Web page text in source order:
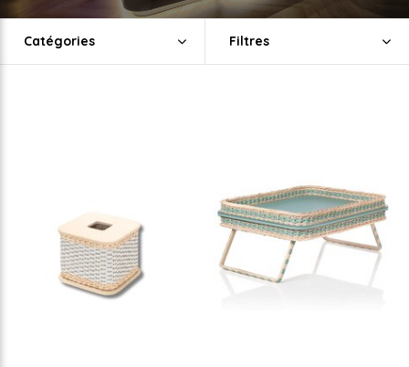
Catégories Filtres